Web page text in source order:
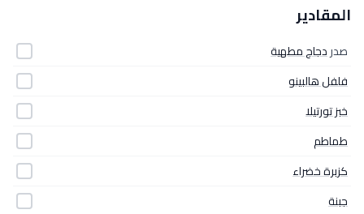
المقادير
صدردجاج مطهية
فلفل هالبينو
خبز تورتيلا
طماطم
كزبرة خضراء
جبنة